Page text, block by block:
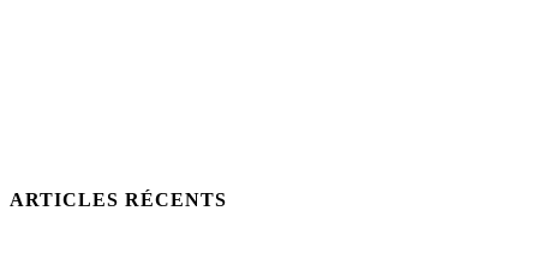
ARTICLES RÉCENTS